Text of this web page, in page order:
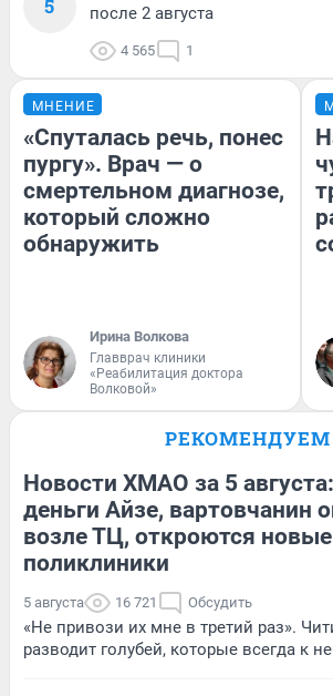
5
после 2 августа
4 565 1
МНЕНИЕ
«Спуталась речь, понес
пургу». Врач — о
смертельном диагнозе,
который сложно
обнаружить
Ирина Волкова
Главврач клиники
«Реабилитация доктора
Волковой»
РЕКОМЕНДУЕМ
Новости ХМАО за 5
деньги Айзе, вартовчанин
возле ТЦ, откроются новые
поликлиники
5 августа 16 721 Обсудить
«Не привози их мне в третий раз».
разводит голубей, которые всегда к